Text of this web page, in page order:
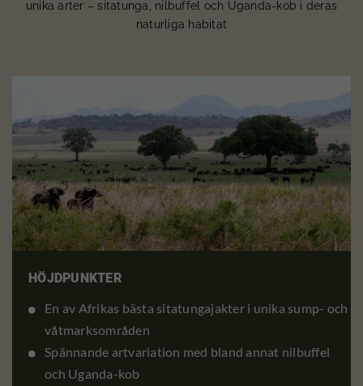
unika arter – sitatunga, nilbuffel och Uganda-kob i deras
naturliga habitat
HÖJDPUNKTER
En av Afrikas bästa sitatungajakter i unika sump- och
våtmarksområden
Spännande artvariation med bland annat nilbuffel
och Uganda-kob